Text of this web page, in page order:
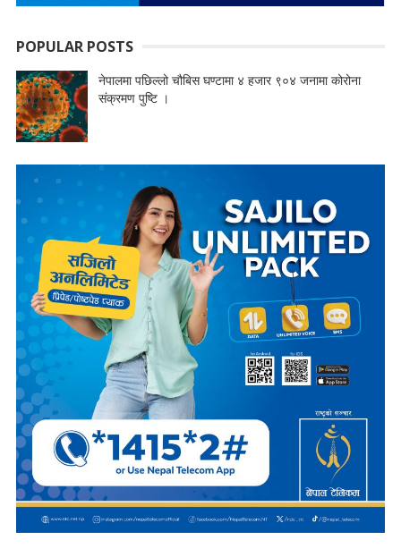
POPULAR POSTS
नेपालमा पछिल्लो चौबिस घण्टामा ४ हजार ९०४ जनामा कोरोना
संक्रमण पुष्टि ।